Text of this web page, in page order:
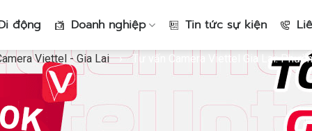
động Doanh nghiệp Tin tức sự kiện
Viettel - Gia Lai › Tư vấn Camera Viettel Gia Lai: